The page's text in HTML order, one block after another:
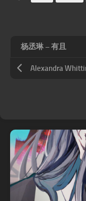
杨丞琳 – 有且
Alexandra